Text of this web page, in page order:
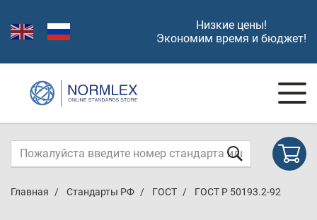
Низкие цены!
Экономим время и бюджет!
Главная Стандарты РФ ГОСТ ГОСТ Р 50193.2-92